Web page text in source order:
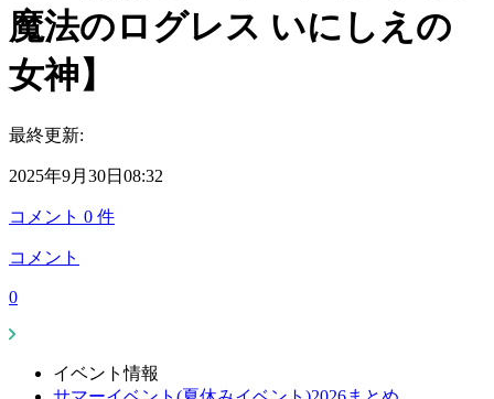
魔法のログレス いにしえの
女神】
最終更新:
2025年9月30日08:32
コメント 0 件
コメント
0
イベント情報